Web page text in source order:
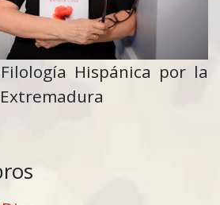
Hispánica por la